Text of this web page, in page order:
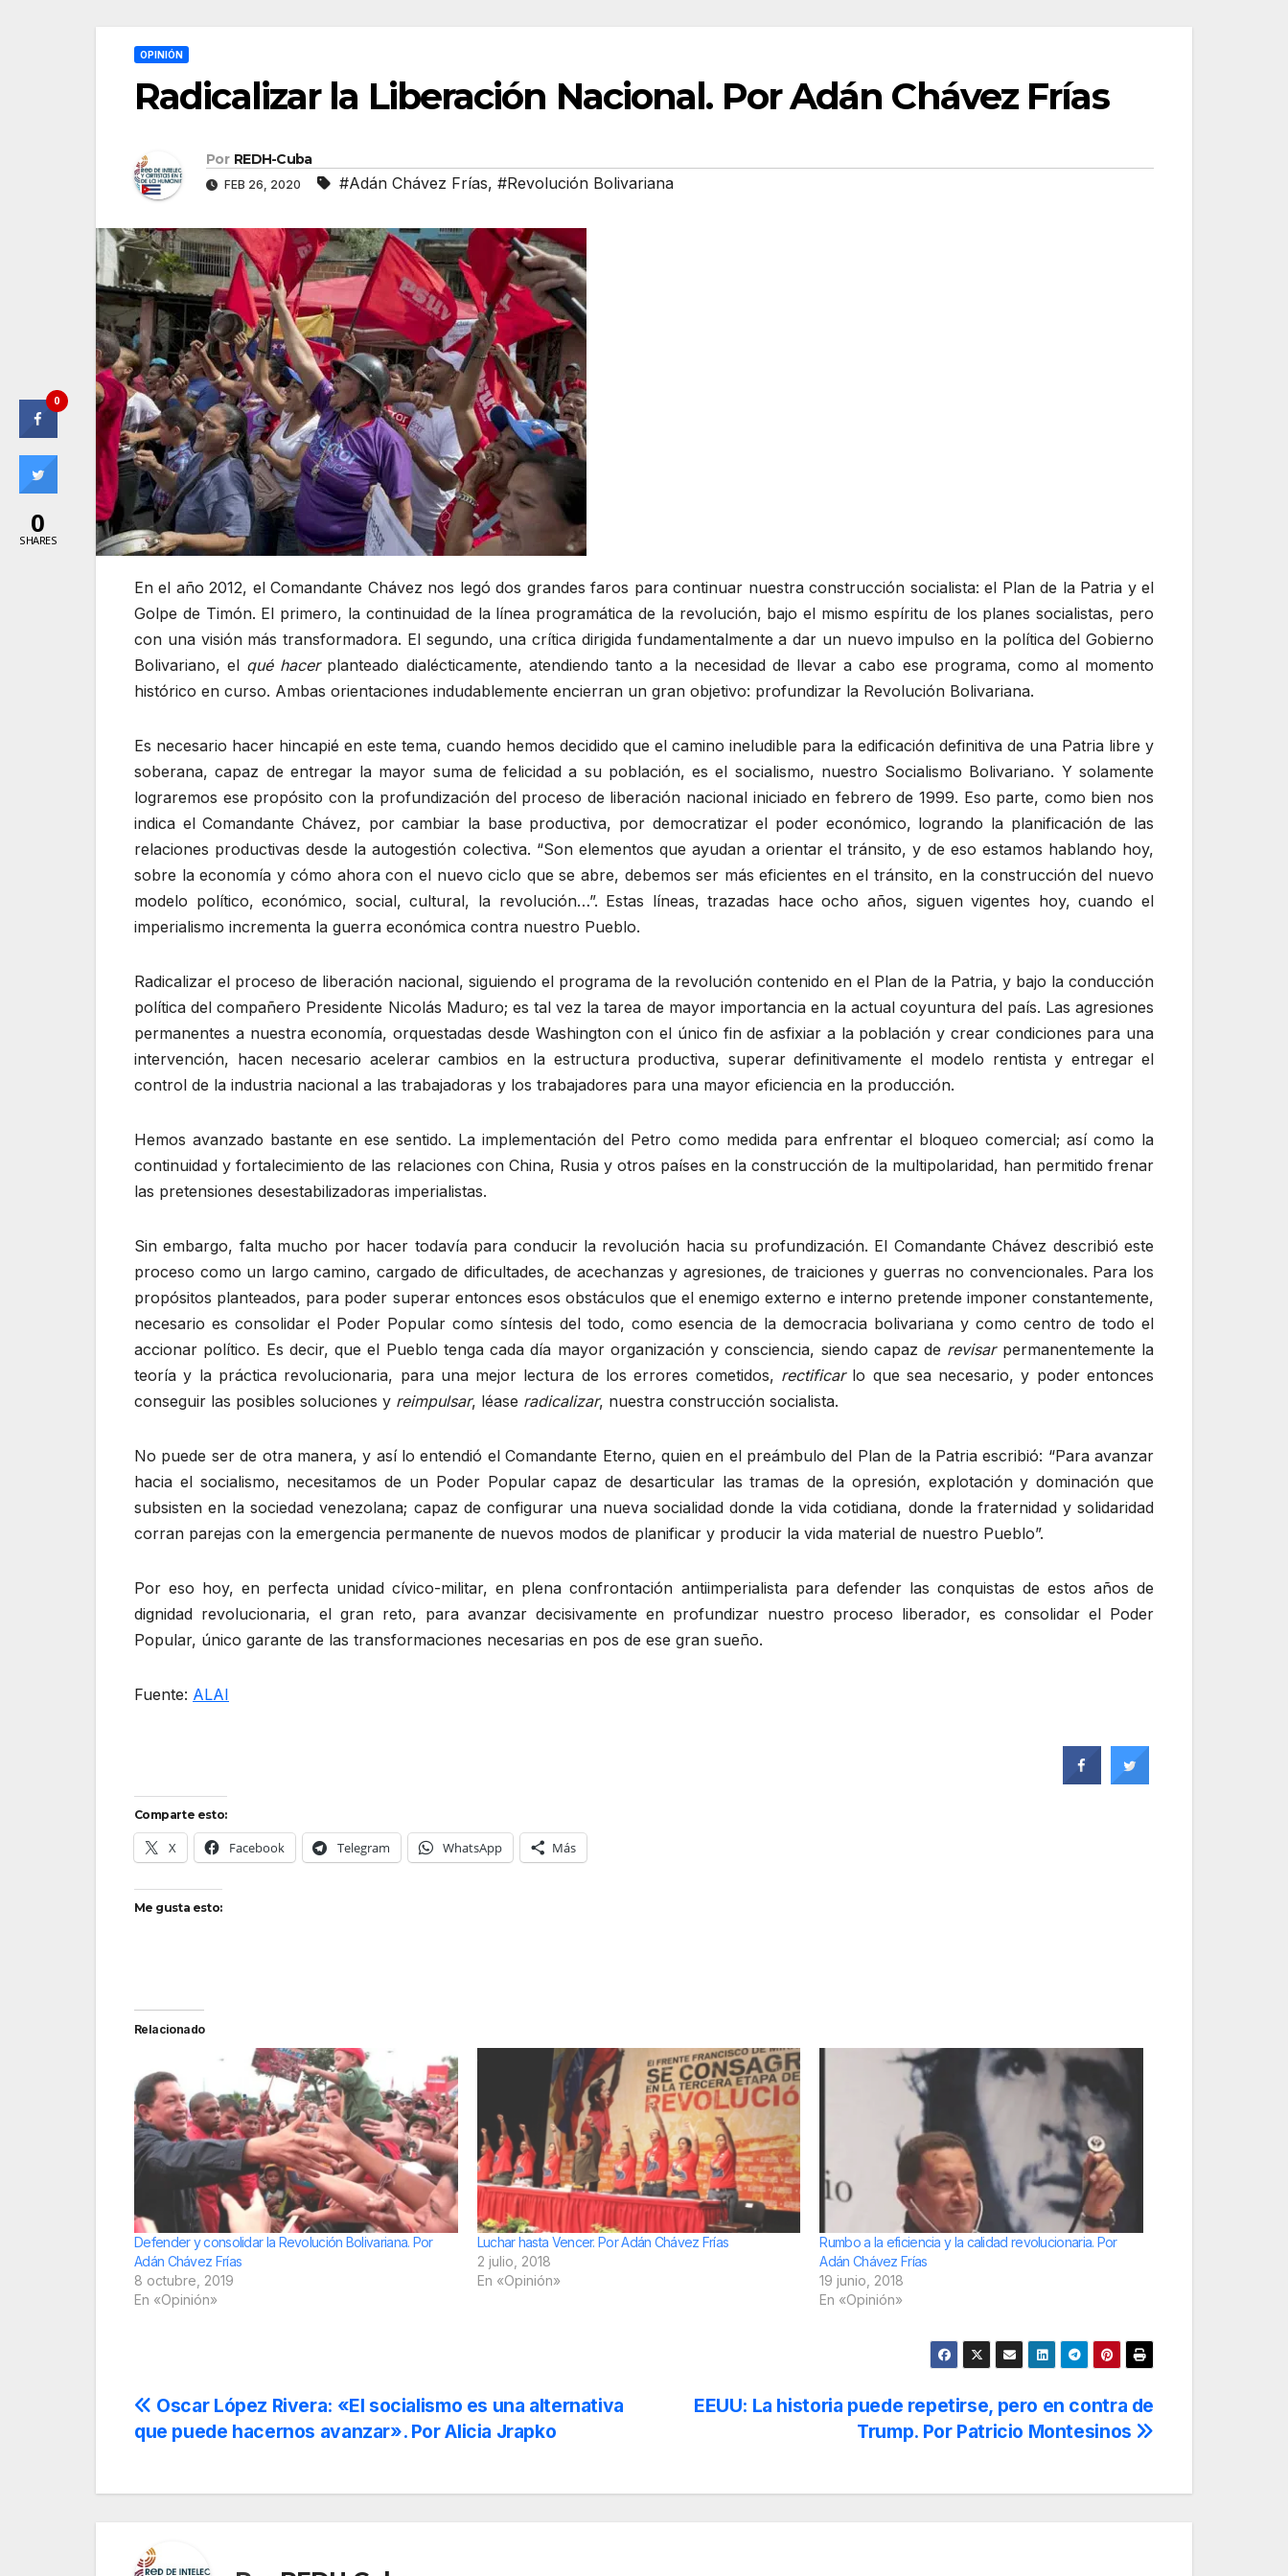
OPINIÓN
Radicalizar la Liberación Nacional. Por Adán Chávez Frías
Por REDH-Cuba
FEB 26, 2020 #Adán Chávez Frías, #Revolución Bolivariana
En el año 2012, el Comandante Chávez nos legó dos grandes faros para continuar nuestra construcción socialista: el Plan de la Patria y el
Golpe de Timón. El primero, la continuidad de la línea programática de la revolución, bajo el mismo espíritu de los planes socialistas, pero
con una visión más transformadora. El segundo, una crítica dirigida fundamentalmente a dar un nuevo impulso en la política del Gobierno
Bolivariano, el qué hacerplanteado dialécticamente, atendiendo tanto a la necesidad de llevar a cabo ese programa, como al momento
histórico en curso. Ambas orientaciones indudablemente encierran un gran objetivo: profundizar la Revolución Bolivariana.
Es necesario hacer hincapié en este tema, cuando hemos decidido que el camino ineludible para la edificación definitiva de una Patria libre y
soberana, capaz de entregar la mayor suma de felicidad a su población, es el socialismo, nuestro Socialismo Bolivariano. Y solamente
lograremos ese propósito con la profundización del proceso de liberación nacional iniciado en febrero de 1999. Eso parte, como bien nos
indica el Comandante Chávez, por cambiar la base productiva, por democratizar el poder económico, logrando la planificación de las
relaciones productivas desde la autogestión colectiva. “Son elementos que ayudan a orientar el tránsito, y de eso estamos hablando hoy,
sobre la economía y cómo ahora con el nuevo ciclo que se abre, debemos ser más eficientes en el tránsito, en la construcción del nuevo
modelo político, económico, social, cultural, la revolución…”. Estas líneas, trazadas hace ocho años, siguen vigentes hoy, cuando el
imperialismo incrementa la guerra económica contra nuestro Pueblo.
Radicalizar el proceso de liberación nacional, siguiendo el programa de la revolución contenido en el Plan de la Patria, y bajo la conducción
política del compañero Presidente Nicolás Maduro; es tal vez la tarea de mayor importancia en la actual coyuntura del país. Las agresiones
permanentes a nuestra economía, orquestadas desde Washington con el único fin de asfixiar a la población y crear condiciones para una
intervención, hacen necesario acelerar cambios en la estructura productiva, superar definitivamente el modelo rentista y entregar el
control de la industria nacional a las trabajadoras y los trabajadores para una mayor eficiencia en la producción.
Hemos avanzado bastante en ese sentido. La implementación del Petro como medida para enfrentar el bloqueo comercial; así como la
continuidad y fortalecimiento de las relaciones con China, Rusia y otros países en la construcción de la multipolaridad, han permitido frenar
las pretensiones desestabilizadoras imperialistas.
Sin embargo, falta mucho por hacer todavía para conducir la revolución hacia su profundización. El Comandante Chávez describió este
proceso como un largo camino, cargado de dificultades, de acechanzas y agresiones, de traiciones y guerras no convencionales. Para los
propósitos planteados, para poder superar entonces esos obstáculos que el enemigo externo e interno pretende imponer constantemente,
necesario es consolidar el Poder Popular como síntesis del todo, como esencia de la democracia bolivariana y como centro de todo el
accionar político. Es decir, que el Pueblo tenga cada día mayor organización y consciencia, siendo capaz de revisarpermanentemente la
teoría y la práctica revolucionaria, para una mejor lectura de los errores cometidos, rectificarlo que sea necesario, y poder entonces
conseguir las posibles soluciones y reimpulsar, léase radicalizar, nuestra construcción socialista.
No puede ser de otra manera, y así lo entendió el Comandante Eterno, quien en el preámbulo del Plan de la Patria escribió: “Para avanzar
hacia el socialismo, necesitamos de un Poder Popular capaz de desarticular las tramas de la opresión, explotación y dominación que
subsisten en la sociedad venezolana; capaz de configurar una nueva socialidad donde la vida cotidiana, donde la fraternidad y solidaridad
corran parejas con la emergencia permanente de nuevos modos de planificar y producir la vida material de nuestro Pueblo”.
Por eso hoy, en perfecta unidad cívico-militar, en plena confrontación antiimperialista para defender las conquistas de estos años de
dignidad revolucionaria, el gran reto, para avanzar decisivamente en profundizar nuestro proceso liberador, es consolidar el Poder
Popular, único garante de las transformaciones necesarias en pos de ese gran sueño.
Fuente: ALAI
Comparte esto:
X Facebook Telegram WhatsApp Más
Me gusta esto:
Relacionado
Defender y consolidar la Revolución Bolivariana. Por
Adán Chávez Frías
8 octubre, 2019
En «Opinión»
Luchar hasta Vencer. Por Adán Chávez Frías
2 julio, 2018
En «Opinión»
Rumbo a la eficiencia y la calidad revolucionaria. Por
Adán Chávez Frías
19 junio, 2018
En «Opinión»
Navegación
de
entradas
EEUU: La historia puede repetirse, pero en contra de
Trump. Por Patricio Montesinos
Oscar López Rivera: «El socialismo es una alternativa
que puede hacernos avanzar». Por Alicia Jrapko
0
0
SHARES